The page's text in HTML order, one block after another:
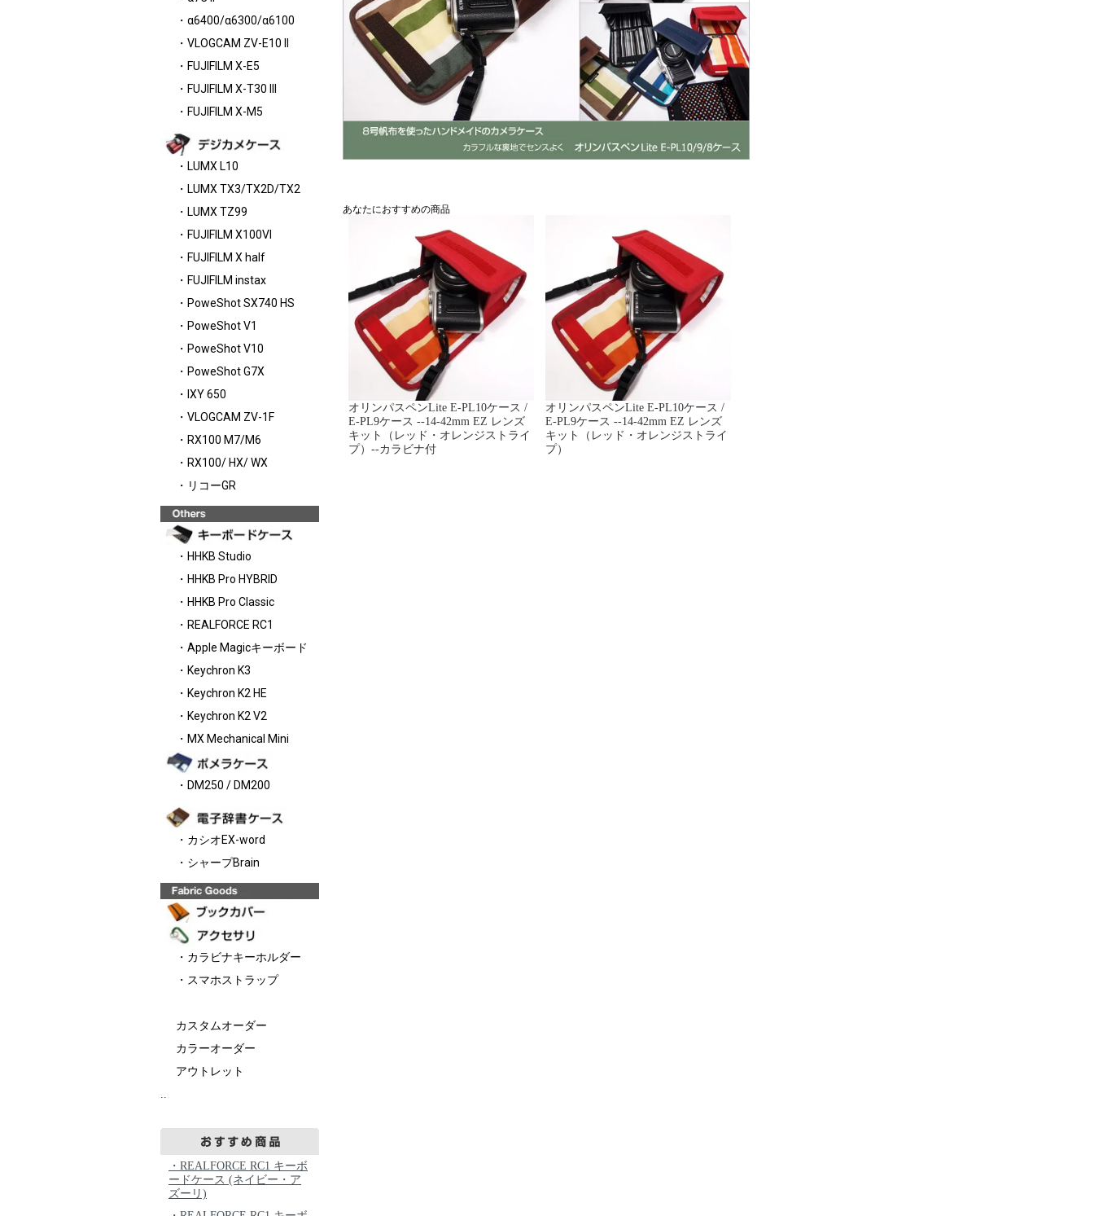
・α6400/α6300/α6100
・VLOGCAM ZV-E10 II
・FUJIFILM X-E5
・FUJIFILM X-T30 III
・FUJIFILM X-M5
・LUMX L10
・LUMX TX3/TX2D/TX2
・LUMX TZ99
・FUJIFILM X100VI
・FUJIFILM X half
・FUJIFILM instax
・PoweShot SX740 HS
・PoweShot V1
・PoweShot V10
・PoweShot G7X
・IXY 650
・VLOGCAM ZV-1F
・RX100 M7/M6
・RX100/ HX/ WX
・リコーGR
・HHKB Studio
・HHKB Pro HYBRID
・HHKB Pro Classic
・REALFORCE RC1
・Apple Magicキーボード
・Keychron K3
・Keychron K2 HE
・Keychron K2 V2
・MX Mechanical Mini
・DM250 / DM200
・カシオEX-word
・シャープBrain
・カラビナキーホルダー
・スマホストラップ
カスタムオーダー
カラーオーダー
アウトレット
..
・REALFORCE RC1 キーボ
ードケース (ネイビー・ア
ズーリ)
あなたにおすすめの商品
オリンパスペンLite E-PL10ケース /
E-PL9ケース --14-42mm EZ レンズ
キット（レッド・オレンジストライ
プ）--カラビナ付
オリンパスペンLite E-PL10ケース /
E-PL9ケース --14-42mm EZ レンズ
キット（レッド・オレンジストライ
プ）